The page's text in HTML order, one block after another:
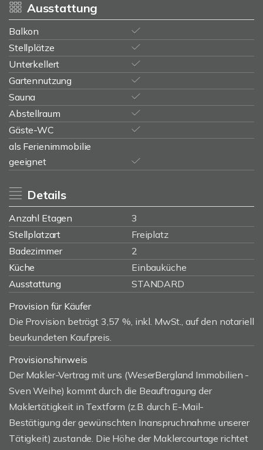
Ausstattung
Balkon
Stellplätze
Unterkellert
Gartennutzung
Sauna
Abstellraum
Gäste-WC
als Ferienimmobilie
geeignet
Details
Anzahl Etagen
3
Stellplatzart
Freiplatz
Badezimmer
2
Küche
Einbauküche
Ausstattung
STANDARD
Provision für Käufer
Die Provision beträgt 3,57 %, inkl. MwSt., auf den notariell
beurkundeten Kaufpreis.
Provisionshinweis
Der Makler-Vertrag mit uns (WeserBergland Immobilien -
Sven Weihe) kommt durch die Beauftragung der
Maklertätigkeit in Textform (z.B. durch E-Mail-
Bestätigung der gewünschten Inanspruchnahme unserer
Tätigkeit) zustande. Die Höhe der Maklercourtage richtet